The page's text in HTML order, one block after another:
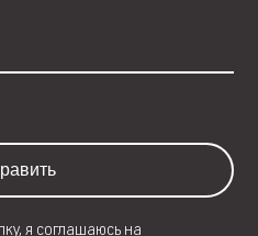
я соглашаюсь на